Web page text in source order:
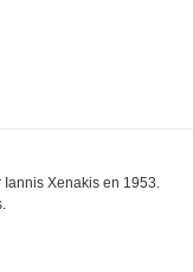
Xenakis en 1953.